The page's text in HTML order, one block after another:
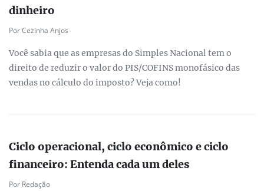
dinheiro
Por Cezinha Anjos
Você sabia que as empresas do Simples Nacional tem o
direito de reduzir o valor do PIS/COFINS monofásico das
vendas no cálculo do imposto? Veja como!
Ciclo operacional, ciclo econômico e ciclo
financeiro: Entenda cada um deles
Por Redação